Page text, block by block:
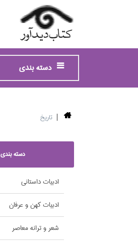
دسته بندی
تاريخ
دسته بندی
ادبيات داستاني
ادبيات كهن و عرفان
شعر و ترانه معاصر